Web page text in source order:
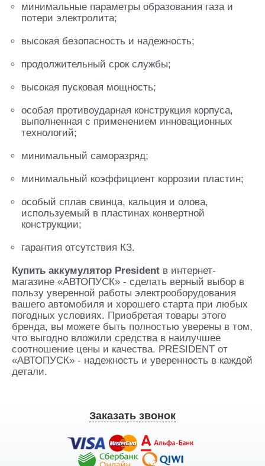
минимальные параметры образования газа и
потери электролита;
высокая безопасность и надежность;
продолжительный срок службы;
высокая пусковая мощность;
особая противоударная конструкция корпуса,
выполненная с применением инновационных
технологий;
минимальный саморазряд;
минимальный коэффициент коррозии пластин;
особый сплав свинца, кальция и олова,
используемый в пластинах конвертной
конструкции;
гарантия отсутствия КЗ.
Купить аккумулятор President в интернет-
магазине «АВТОПУСК» - сделать верный выбор в
пользу уверенной работы электрооборудования
вашего автомобиля и хорошего старта при любых
погодных условиях. Приобретая товары этого
бренда, вы можете быть полностью уверены в том,
что выгодно вложили средства в наилучшее
соотношение цены и качества. PRESIDENT от
«АВТОПУСК» - надежность и уверенность в каждой
детали.
Заказать звонок